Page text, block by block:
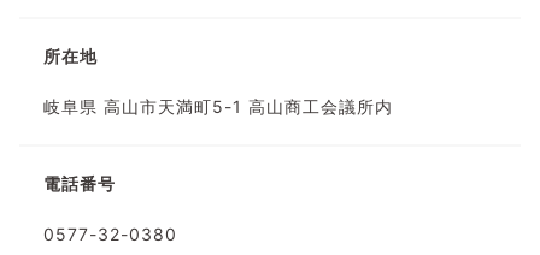
所在地
岐阜県 高山市天満町5-1 高山商工会議所内
電話番号
0577-32-0380